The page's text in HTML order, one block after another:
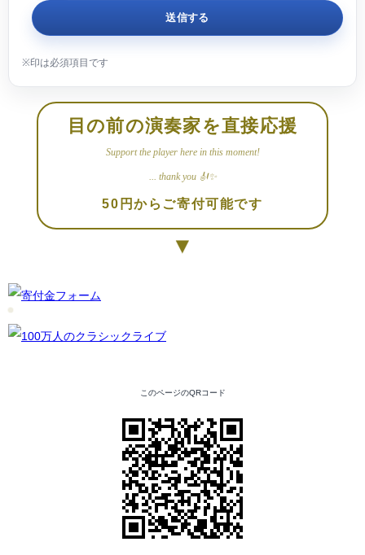
目の前の演奏家を直接応援
Support the player here in this moment!
... thank you 🎻✨
50円からご寄付可能です
▼
このページのQRコード